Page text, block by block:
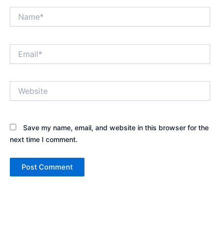
Save my name, email, and website in this browser for the
next time I comment.